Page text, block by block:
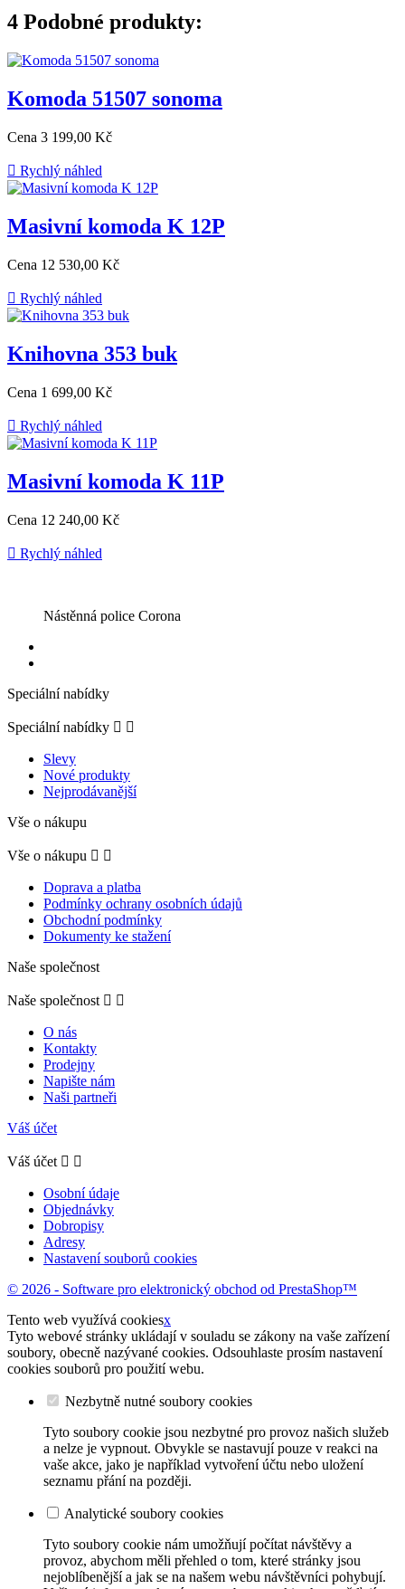
4 Podobné produkty:
Komoda 51507 sonoma
Cena 3 199,00 Kč
 Rychlý náhled
Masivní komoda K 12P
Cena 12 530,00 Kč
 Rychlý náhled
Knihovna 353 buk
Cena 1 699,00 Kč
 Rychlý náhled
Masivní komoda K 11P
Cena 12 240,00 Kč
 Rychlý náhled
Nástěnná police Corona
Speciální nabídky
Speciální nabídky  
Slevy
Nové produkty
Nejprodávanější
Vše o nákupu
Vše o nákupu  
Doprava a platba
Podmínky ochrany osobních údajů
Obchodní podmínky
Dokumenty ke stažení
Naše společnost
Naše společnost  
O nás
Kontakty
Prodejny
Napište nám
Naši partneři
Váš účet
Váš účet  
Osobní údaje
Objednávky
Dobropisy
Adresy
Nastavení souborů cookies
© 2026 - Software pro elektronický obchod od PrestaShop™
Tento web využívá cookiesx
Tyto webové stránky ukládají v souladu se zákony na vaše zařízení
soubory, obecně nazývané cookies. Odsouhlaste prosím nastavení
cookies souborů pro použití webu.
Nezbytně nutné soubory cookies
Tyto soubory cookie jsou nezbytné pro provoz našich služeb
a nelze je vypnout. Obvykle se nastavují pouze v reakci na
vaše akce, jako je například vytvoření účtu nebo uložení
seznamu přání na později.
Analytické soubory cookies
Tyto soubory cookie nám umožňují počítat návštěvy a
provoz, abychom měli přehled o tom, které stránky jsou
nejoblíbenější a jak se na našem webu návštěvníci pohybují.